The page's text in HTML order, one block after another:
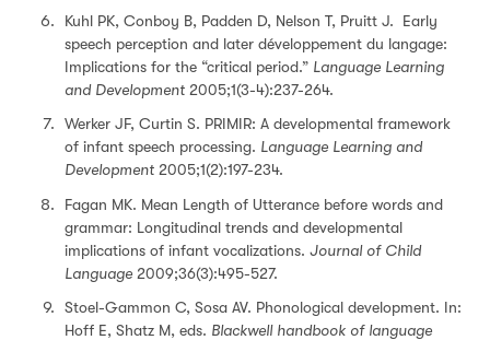
Kuhl PK, Conboy B, Padden D, Nelson T, Pruitt J. Early
speech perception and later développement du langage:
Implications for the “critical period.” Language Learning
and Development 2005;1(3-4):237-264.
Werker JF, Curtin S. PRIMIR: A developmental framework
of infant speech processing. Language Learning and
Development 2005;1(2):197-234.
Fagan MK. Mean Length of Utterance before words and
grammar: Longitudinal trends and developmental
implications of infant vocalizations. Journal of Child
Language 2009;36(3):495-527.
Stoel-Gammon C, Sosa AV. Phonological development. In:
Hoff E, Shatz M, eds. Blackwell handbook of language